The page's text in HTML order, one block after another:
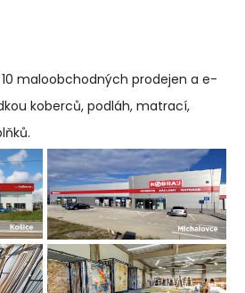
maloobchodných prodejen a e-
koberců, podláh, matrací,
.